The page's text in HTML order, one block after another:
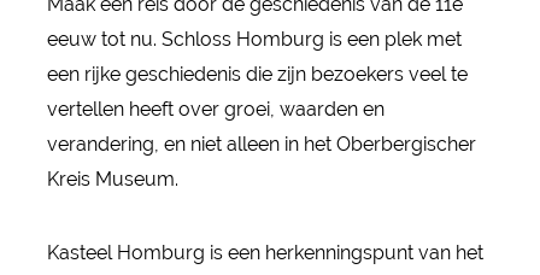
eeuw tot nu. Schloss Homburg is een plek met
een rijke geschiedenis die zijn bezoekers veel te
vertellen heeft over groei, waarden en
verandering, en niet alleen in het Oberbergischer
Kreis Museum.
Kasteel Homburg is een herkenningspunt van het